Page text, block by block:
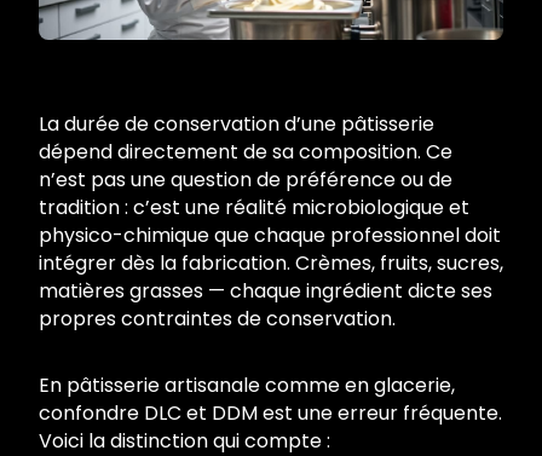
La durée de conservation d’une pâtisserie
dépend directement de sa composition. Ce
n’est pas une question de préférence ou de
tradition : c’est une réalité microbiologique et
physico-chimique que chaque professionnel doit
intégrer dès la fabrication. Crèmes, fruits, sucres,
matières grasses — chaque ingrédient dicte ses
propres contraintes de conservation.
En pâtisserie artisanale comme en glacerie,
confondre DLC et DDM est une erreur fréquente.
Voici la distinction qui compte :